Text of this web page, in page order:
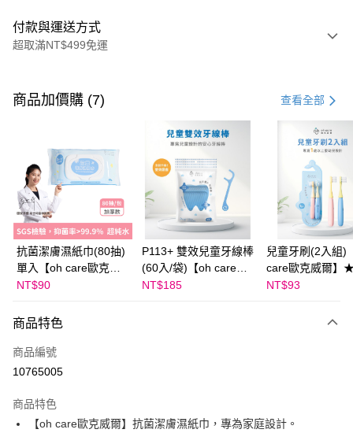
付款與運送方式
超取滿NT$499免運
信用卡一次付款
Apple Pay
大哥付你分期
相關說明
【大哥付你分期使用說明】
1.本服務由台灣大哥大提供，台灣大哥大用戶可立即使用無須另外申請。
2.付款方式選擇「大哥付你分期」，訂單成立後會自動跳轉到大哥付的交易
流程，驗證手機門號後，選擇欲分期的期數、繳款截止日，確認付款後即完
成交易。
3.實際核准額度、可分期數及費用金額請依後續交易確認頁面所載為準。
消。如遇「轉專審核」未通過狀況，表示未達大哥付你分期系統評分，恕無
【繳款方式說明】
醒簡訊。
帳／街口支付／iPASS MONEY」等通路繳費。
AFTEE先享後付
相關說明
【關於「AFTEE先享後付」】
AFTEE先享後付是「在收到商品之後才付款」的支付方式。 讓您購物簡單
２．便利：只要手機號碼，簡訊認證，即可結帳。
【「AFTEE先享後付」結帳流程】
結帳頁面，進行簡訊認證並確認金額後，即可完成結帳。
２．訂單成立數日內，您將收到繳費通知簡訊。
３．收到繳費通知簡訊後14天內，點擊此簡訊中的連結，可透過四大超商／
ATM付款
運送方式
付款後全家取貨｜8/8-8/14運費優惠，結帳滿499即享免運。
每筆NT$70，滿NT$499(含以上)免運費
付款後7-11取貨
每筆NT$70，滿NT$800(含以上)免運費
商品加價購 (7) 查看全部
抗菌潔膚濕紙巾(80抽)
單入【oh care歐克威
爾】★加價購
NT$90
P113+ 雙效兒童牙線棒
(60入/袋)【oh care歐
克威爾】★加價購
NT$185
兒童牙刷(2入組)
care歐克威爾】
購
NT$93
商品特色
商品編號
10765005
商品特色
【oh care歐克威爾】抗菌潔膚濕紙巾，專為家庭設計。